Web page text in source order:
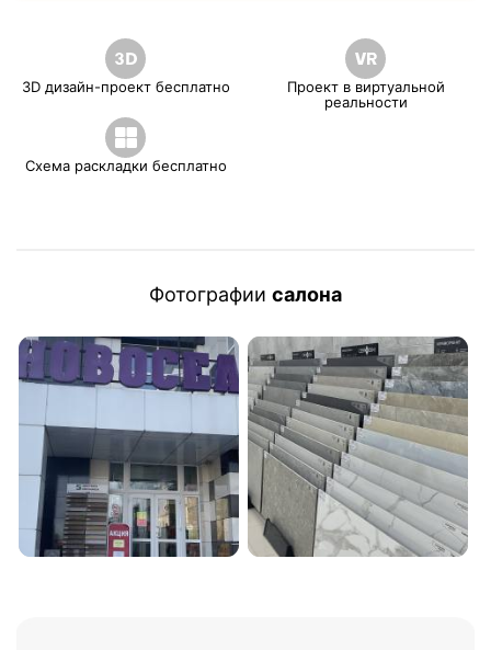
3D дизайн-проект бесплатно
Схема раскладки бесплатно
Проект в виртуальной
реальности
Фотографии салона